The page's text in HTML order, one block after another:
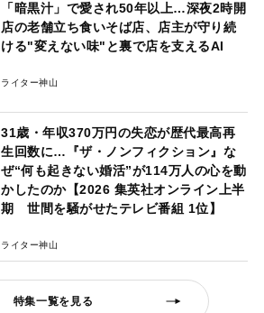
「暗黒汁」で愛され50年以上…深夜2時開
店の老舗立ち食いそば店、店主が守り続
ける"変えない味"と裏で店を支えるAI
ライター神山
31歳・年収370万円の失恋が歴代最高再
生回数に…『ザ・ノンフィクション』な
ぜ“何も起きない婚活”が114万人の心を動
かしたのか【2026 集英社オンライン上半
期 世間を騒がせたテレビ番組 1位】
ライター神山
特集一覧を見る